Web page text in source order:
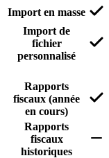
Import en masse
Import de
fichier
personnalisé
Rapports
fiscaux (année
en cours)
Rapports
fiscaux
historiques